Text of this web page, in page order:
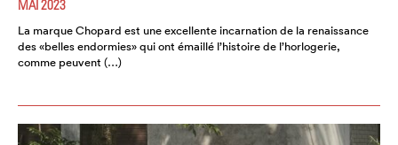
MAI 2023
La marque Chopard est une excellente incarnation de la renaissance
des «belles endormies» qui ont émaillé l’histoire de l’horlogerie,
comme peuvent (…)